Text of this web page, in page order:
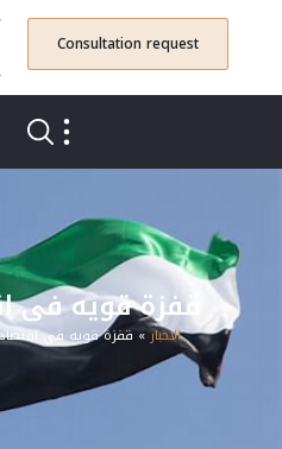
Consultation request
قفزة قويه فى
الاخبار»قفزة قويه فى اقتصاد